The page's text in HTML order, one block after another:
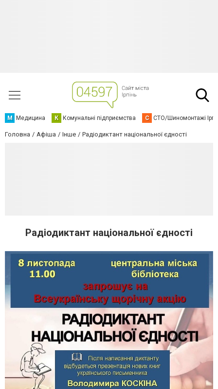
М Медицина К Комунальні підприємства С СТО/Шиномонтажі
Головна Афіша Інше Радіодиктант національної єдності
Радіодиктант національної єдності